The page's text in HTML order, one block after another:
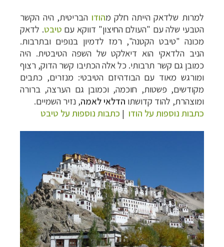
למרות שלדאק הייתה חלק מהודו הבריטית, היה הקשר
הטבעי שלה עם "העולם החיצון" דווקא עם טיבט. לדאק
מכונה "טיבט הקטנה", רמז לדמיון בנופים ובתרבות.
הניב הלדאקי הוא דיאלקט של השפה הטיבטית. היה
כמובן גם קשר תרבותי. כל אלה הכתיבו קשר הדוק, רצוף
ומורגש מאוד עם הבודהיזם הטיבטי: מנזרים, כתבים
מקודשים, פשטות, חוכמה, וכמובן גם הערצה, ברורה
ומוצהרת, להוד קדושתו הדלאילאמה, נזיר השמיים.
כתבות נוספות על הודו | כתבות נוספות על טיבט